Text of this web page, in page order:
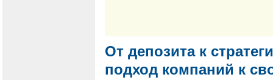
От депозита к
подход компаний к